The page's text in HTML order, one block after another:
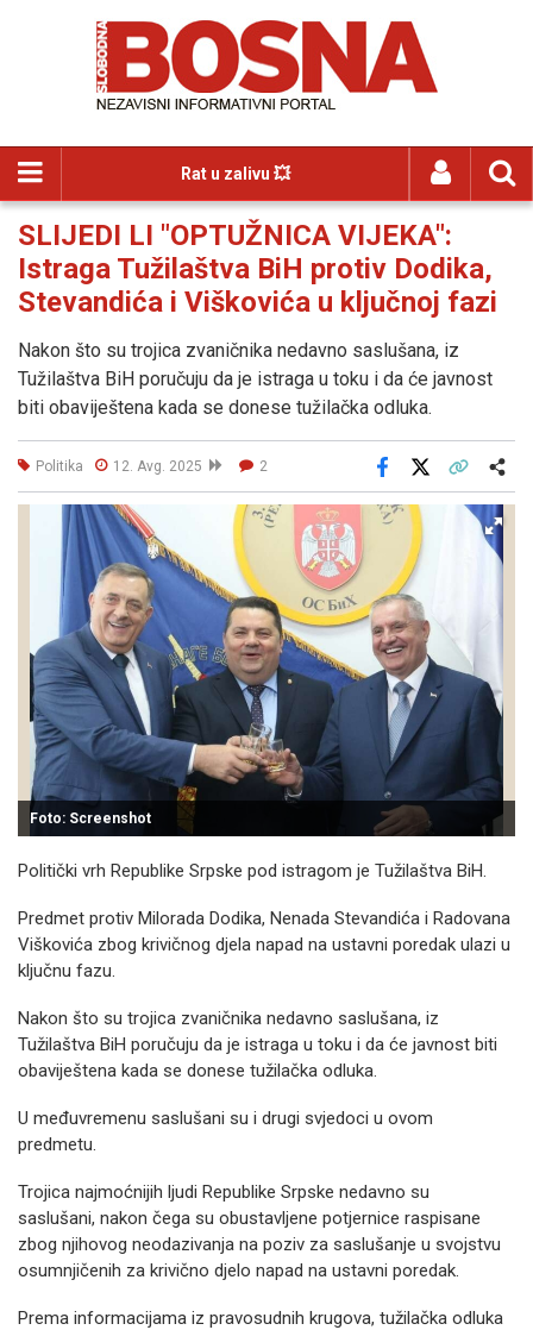
Rat u zalivu 💥
SLIJEDI LI "OPTUŽNICA VIJEKA":
Istraga Tužilaštva BiH protiv Dodika,
Stevandića i Viškovića u ključnoj fazi
Nakon što su trojica zvaničnika nedavno saslušana, iz
Tužilaštva BiH poručuju da je istraga u toku i da će javnost
biti obaviještena kada se donese tužilačka odluka.
Politika 12. Avg. 2025 2
Facebook
Foto: Screenshot
Politički vrh Republike Srpske pod istragom je Tužilaštva BiH.
Predmet protiv Milorada Dodika, Nenada Stevandića i Radovana
Viškovića zbog krivičnog djela napad na ustavni poredak ulazi u
ključnu fazu.
Nakon što su trojica zvaničnika nedavno saslušana, iz
Tužilaštva BiH poručuju da je istraga u toku i da će javnost biti
obaviještena kada se donese tužilačka odluka.
U međuvremenu saslušani su i drugi svjedoci u ovom
predmetu.
Trojica najmoćnijih ljudi Republike Srpske nedavno su
saslušani, nakon čega su obustavljene potjernice raspisane
zbog njihovog neodazivanja na poziv za saslušanje u svojstvu
osumnjičenih za krivično djelo napad na ustavni poredak.
Prema informacijama iz pravosudnih krugova, tužilačka odluka